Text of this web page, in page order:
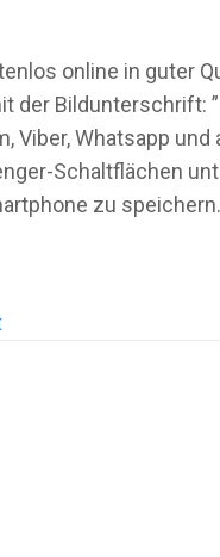
online in guter
Bildunterschrift:
Viber, Whatsapp
Schaltflächen
zu speichern.